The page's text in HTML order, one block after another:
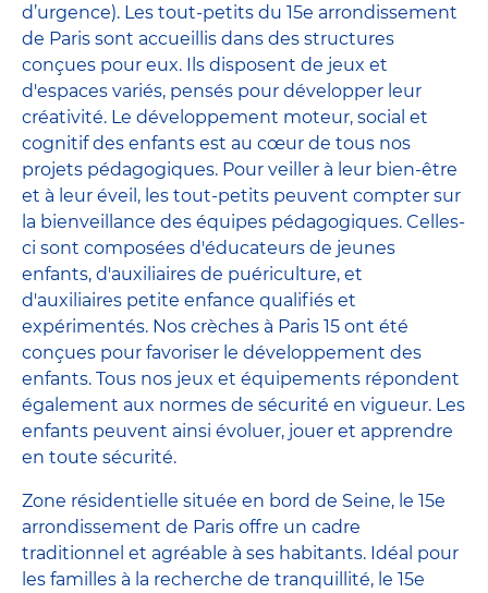
d’urgence). Les tout-petits du 15e arrondissement
de Paris sont accueillis dans des structures
conçues pour eux. Ils disposent de jeux et
d'espaces variés, pensés pour développer leur
créativité. Le développement moteur, social et
cognitif des enfants est au cœur de tous nos
projets pédagogiques. Pour veiller à leur bien-être
et à leur éveil, les tout-petits peuvent compter sur
la bienveillance des équipes pédagogiques. Celles-
ci sont composées d'éducateurs de jeunes
enfants, d'auxiliaires de puériculture, et
d'auxiliaires petite enfance qualifiés et
expérimentés. Nos crèches à Paris 15 ont été
conçues pour favoriser le développement des
enfants. Tous nos jeux et équipements répondent
également aux normes de sécurité en vigueur. Les
enfants peuvent ainsi évoluer, jouer et apprendre
en toute sécurité.
Zone résidentielle située en bord de Seine, le 15e
arrondissement de Paris offre un cadre
traditionnel et agréable à ses habitants. Idéal pour
les familles à la recherche de tranquillité, le 15e